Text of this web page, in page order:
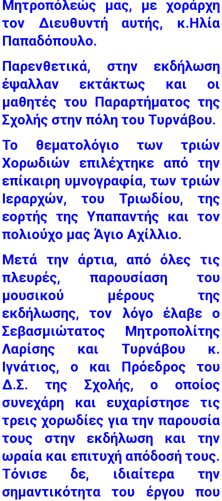
Μητροπόλεώς μας, με χοράρχη
τον Διευθυντή αυτής, κ.Ηλία
Παπαδόπουλο.
Παρενθετικά, στην εκδήλωση
έψαλλαν εκτάκτως και οι
μαθητές του Παραρτήματος της
Σχολής στην πόλη του Τυρνάβου.
Το θεματολόγιο των τριών
Χορωδιών επιλέχτηκε από την
επίκαιρη υμνογραφία, των τριών
Ιεραρχών, του Τριωδίου, της
εορτής της Υπαπαντής και τον
πολιούχο μας Άγιο Αχίλλιο.
Μετά την άρτια, από όλες τις
πλευρές, παρουσίαση του
μουσικού μέρους της
εκδήλωσης, τον λόγο έλαβε ο
Σεβασμιώτατος Μητροπολίτης
Λαρίσης και Τυρνάβου κ.
Ιγνάτιος, ο και Πρόεδρος του
Δ.Σ. της Σχολής, ο οποίος
συνεχάρη και ευχαρίστησε τις
τρεις χορωδίες για την παρουσία
τους στην εκδήλωση και την
ωραία και επιτυχή απόδοσή τους.
Τόνισε δε, ιδιαίτερα την
σημαντικότητα του έργου που